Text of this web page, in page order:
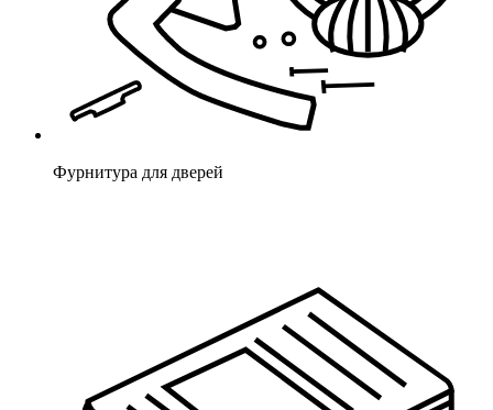
Фурнитура для дверей